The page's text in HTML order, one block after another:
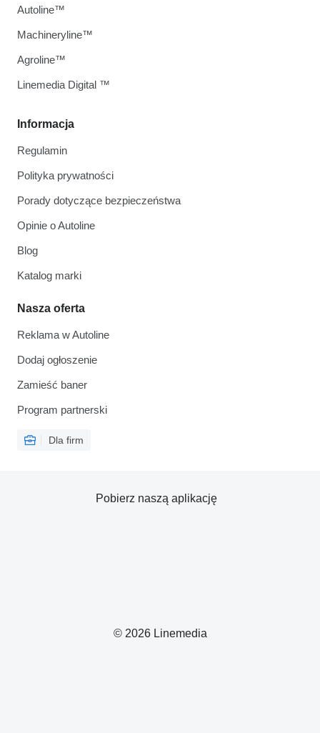
Informacja
Regulamin
Polityka prywatności
Porady dotyczące bezpieczeństwa
Opinie o Autoline
Blog
Katalog marki
Nasza oferta
Reklama w Autoline
Dodaj ogłoszenie
Zamieść baner
Program partnerski
Dla firm
Autoline™
Machineryline™
Agroline™
Linemedia Digital ™
© 2026 Linemedia
Pobierz naszą aplikację